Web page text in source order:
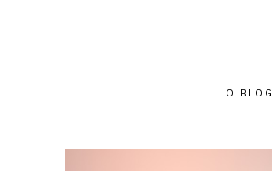
O BLOG